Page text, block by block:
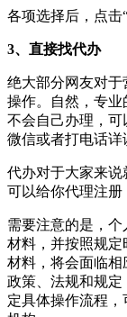
各项选择后，点击
3、直接找代办
绝大部分网友对
操作。自然，专
不会自己办理，
微信或者打电话详
代办对于大家来
可以给你代理注册
需要注意的是，
材料，并按照规
材料，将会面临
政策、法规和规
定具体操作流程